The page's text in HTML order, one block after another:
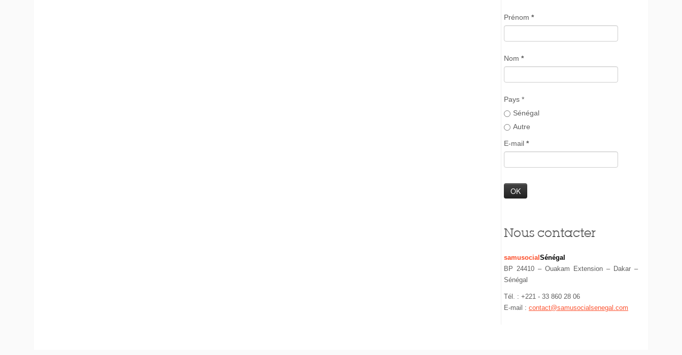
Prénom *
Nom *
Pays *
Sénégal
Autre
E-mail *
Nous contacter
samusocial Sénégal
BP 24410 – Ouakam Extension – Dakar –
Sénégal
Tél. : +221 - 33 860 28 06
E-mail : contact@samusocialsenegal.com